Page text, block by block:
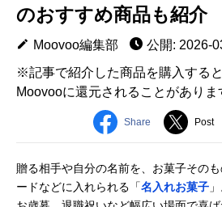
のおすすめ商品も紹介
Moovoo編集部
公開: 2026-
※記事で紹介した商品を購入する
Moovooに還元されることがありま
Share Post
贈る相手や自分の名前を、お菓子その
ードなどに入れられる「名入れお菓子